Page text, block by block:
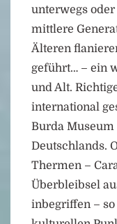
unterwegs
mittlere
Älteren
geführt… – ein
und Alt.
international
Burda Museum
Deutschlands.
Thermen –
Überbleibsel
inbegriffen –